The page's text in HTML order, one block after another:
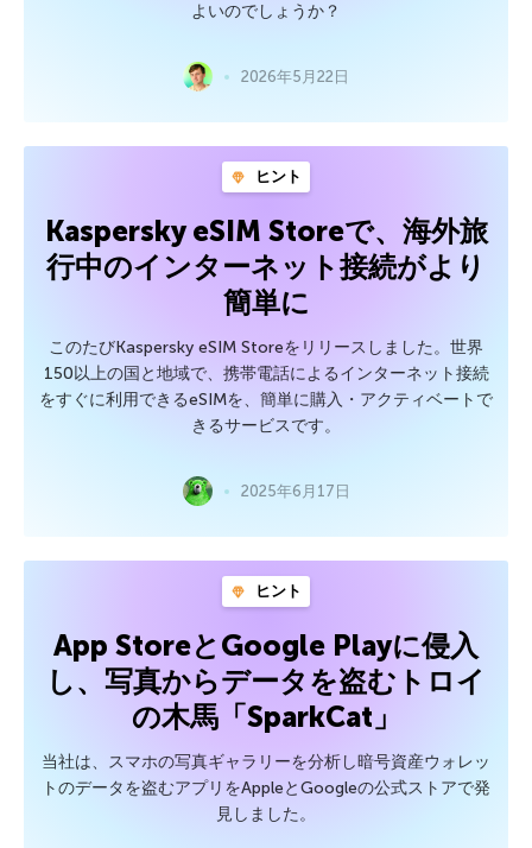
よいのでしょうか？
2026年5月22日
ヒント
Kaspersky eSIM Storeで、海外旅
行中のインターネット接続がより
簡単に
このたびKaspersky eSIM Storeをリリースしました。世界
150以上の国と地域で、携帯電話によるインターネット接続
をすぐに利用できるeSIMを、簡単に購入・アクティベートで
きるサービスです。
2025年6月17日
ヒント
App StoreとGoogle Playに侵入
し、写真からデータを盗むトロイ
の木馬「SparkCat」
当社は、スマホの写真ギャラリーを分析し暗号資産ウォレッ
トのデータを盗むアプリをAppleとGoogleの公式ストアで発
見しました。